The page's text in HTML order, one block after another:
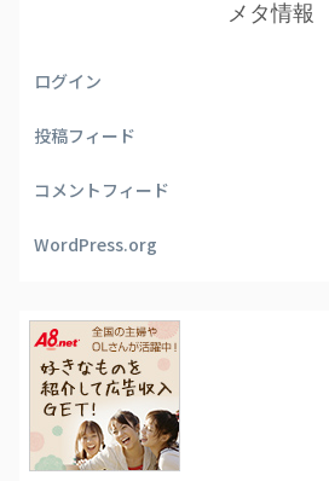
メタ情報
ログイン
投稿フィード
コメントフィード
WordPress.org